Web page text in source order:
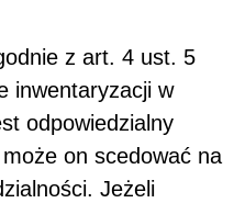
z art. 4 ust. 5
inwentaryzacji w
odpowiedzialny
on scedować na
Jeżeli